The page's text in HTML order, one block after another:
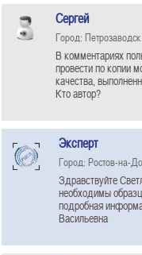
Сергей
Город: Петрозаводск
В комментариях
провести по копии
качества,
Кто автор?
Эксперт
Город: Ростов-на-
Здравствуйте
необходимы
подробная
Васильевна